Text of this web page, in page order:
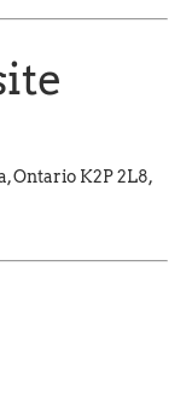
Ontario K2P 2L8,